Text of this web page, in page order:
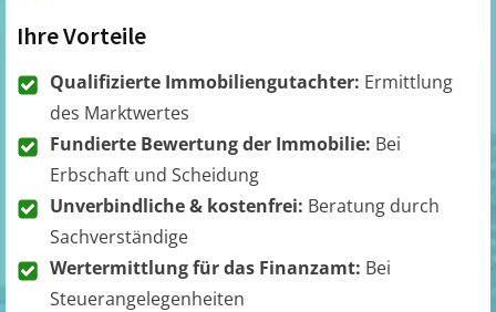
Ihre Vorteile
Qualifizierte Immobiliengutachter: Ermittlung
des Marktwertes
Fundierte Bewertung der Immobilie: Bei
Erbschaft und Scheidung
Unverbindliche & kostenfrei: Beratung durch
Sachverständige
Wertermittlung für das Finanzamt: Bei
Steuerangelegenheiten